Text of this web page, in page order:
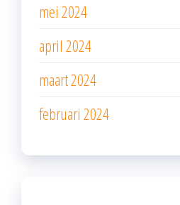
mei 2024
april 2024
maart 2024
februari 2024